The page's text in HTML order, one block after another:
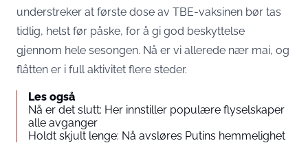
understreker at første dose av TBE-vaksinen bør tas
tidlig, helst før påske, for å gi god beskyttelse
gjennom hele sesongen. Nå er vi allerede nær mai, og
flåtten er i full aktivitet flere steder.
Les også
Nå er det slutt: Her innstiller populære flyselskaper
alle avganger
Holdt skjult lenge: Nå avsløres Putins hemmelighet